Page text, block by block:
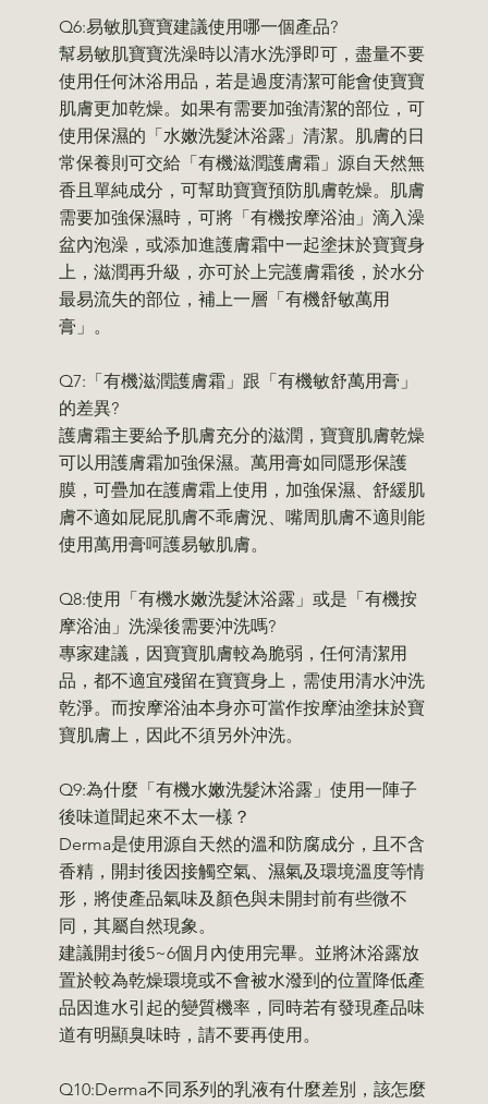
Q6:易敏肌寶寶建議使用哪一個產品?
幫易敏肌寶寶洗澡時以清水洗淨即可，盡量不要
使用任何沐浴用品，若是過度清潔可能會使寶寶
肌膚更加乾燥。如果有需要加強清潔的部位，可
使用保濕的「水嫩洗髮沐浴露」清潔。肌膚的日
常保養則可交給「有機滋潤護膚霜」源自天然無
香且單純成分，可幫助寶寶預防肌膚乾燥。肌膚
需要加強保濕時，可將「有機按摩浴油」滴入澡
盆內泡澡，或添加進護膚霜中一起塗抹於寶寶身
上，滋潤再升級，亦可於上完護膚霜後，於水分
最易流失的部位，補上一層「有機舒敏萬用
膏」。
Q7:「有機滋潤護膚霜」跟「有機敏舒萬用膏」
的差異?
護膚霜主要給予肌膚充分的滋潤，寶寶肌膚乾燥
可以用護膚霜加強保濕。萬用膏如同隱形保護
膜，可疊加在護膚霜上使用，加強保濕、舒緩肌
膚不適如屁屁肌膚不乖膚況、嘴周肌膚不適則能
使用萬用膏呵護易敏肌膚。
Q8:使用「有機水嫩洗髮沐浴露」或是「有機按
摩浴油」洗澡後需要沖洗嗎?
專家建議，因寶寶肌膚較為脆弱，任何清潔用
品，都不適宜殘留在寶寶身上，需使用清水沖洗
乾淨。而按摩浴油本身亦可當作按摩油塗抹於寶
寶肌膚上，因此不須另外沖洗。
Q9:為什麼「有機水嫩洗髮沐浴露」使用一陣子
後味道聞起來不太一樣？
Derma是使用源自天然的溫和防腐成分，且不含
香精，開封後因接觸空氣、濕氣及環境溫度等情
形，將使產品氣味及顏色與未開封前有些微不
同，其屬自然現象。
建議開封後5~6個月內使用完畢。並將沐浴露放
置於較為乾燥環境或不會被水潑到的位置降低產
品因進水引起的變質機率，同時若有發現產品味
道有明顯臭味時，請不要再使用。
Q10:Derma不同系列的乳液有什麼差別，該怎麼